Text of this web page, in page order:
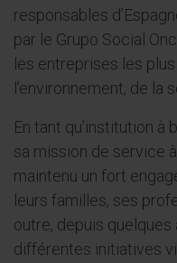
responsables
par le Grupo Social
les entreprises les
l’environnement, de la
En tant qu’institution à
sa mission de service
maintenu un fort
leurs familles, ses
outre, depuis quelques
différentes initiatives